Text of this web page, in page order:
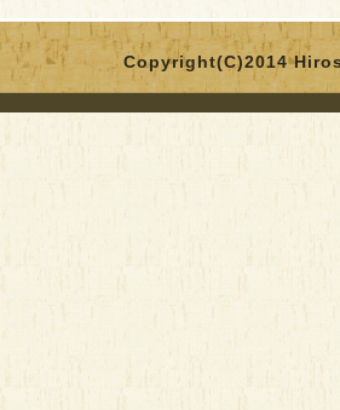
Copyright(C)2014